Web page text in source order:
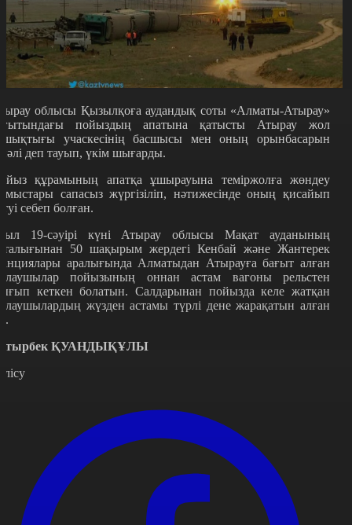
облысы Қызылқоға аудандық соты «Алматы-Атырау»
пойыздың апатына қатысты Атырау жол
учаскесінің басшысы мен оның орынбасарын
деп тауып, үкім шығарды.
құрамының апатқа ұшырауына теміржолға жөндеу
сапасыз жүргізіліп, нәтижесінде оның қисайып
себеп болған.
19-сәуірі күні Атырау облысы Мақат ауданының
50 шақырым жердегі Кенбай және Жантерек
аралығында Алматыдан Атырауға бағыт алған
пойызының оннан астам вагоны рельстен
кеткен болатын. Салдарынан пойызда келе жатқан
жүзден астамы түрлі дене жарақатын алған
ҚУАНДЫҚҰЛЫ